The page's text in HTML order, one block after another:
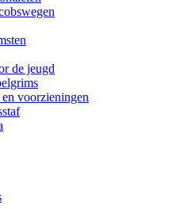
de jeugd
voorzieningen